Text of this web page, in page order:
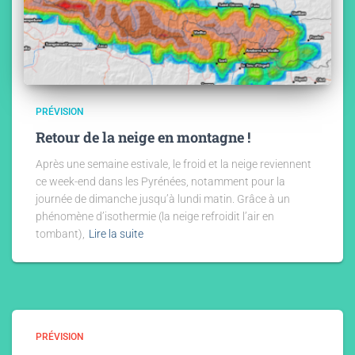
PRÉVISION
Retour de la neige en montagne !
Après une semaine estivale, le froid et la neige reviennent
ce week-end dans les Pyrénées, notamment pour la
journée de dimanche jusqu’à lundi matin. Grâce à un
phénomène d’isothermie (la neige refroidit l’air en
tombant),
Lire la suite
PRÉVISION